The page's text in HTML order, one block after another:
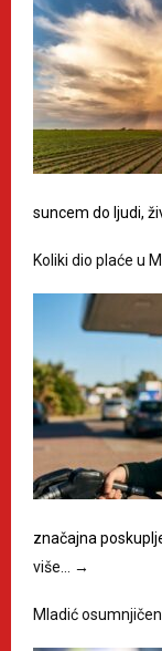
suncem do ljudi,
Koliki dio plaće u
značajna
više…
→
Mladić